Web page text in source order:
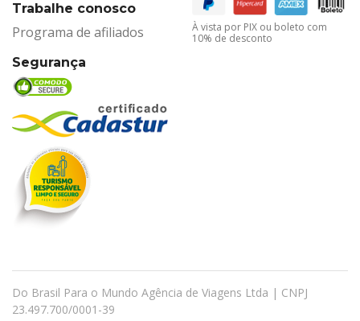
Trabalhe conosco
Programa de afiliados
Segurança
À vista por PIX ou boleto com
10% de desconto
Do Brasil Para o Mundo Agência de Viagens Ltda | CNPJ
23.497.700/0001-39